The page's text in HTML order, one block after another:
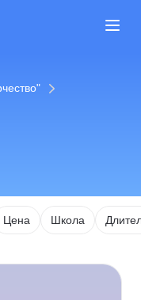
Цена Школа